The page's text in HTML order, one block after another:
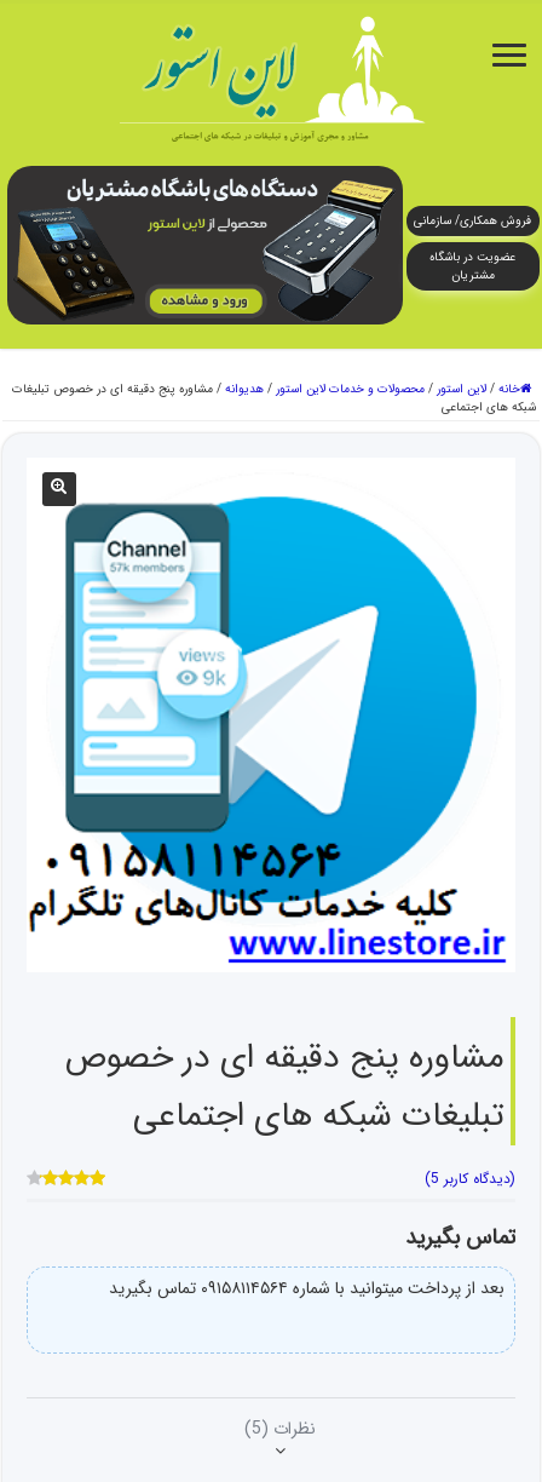
فروش همکاری/ سازمانی
عضویت در باشگاه
مشتریان
خانه / لاین استور / محصولات و خدمات لاین استور / هدیوانه / مشاوره پنج دقیقه ای در خصوص تبلیغات
شبکه های اجتماعی
مشاوره پنج دقیقه ای در خصوص
تبلیغات شبکه های اجتماعی
(دیدگاه کاربر 5
)
تماس بگیرید
بعد از پرداخت میتوانید با شماره ۰۹۱۵۸۱۱۴۵۶۴ تماس بگیرید
نظرات (5)